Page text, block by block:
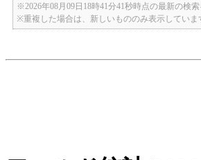
※2026年08月09日18時41分41秒時点の最新の検索
※重複した場合は、新しいもののみ表示していま